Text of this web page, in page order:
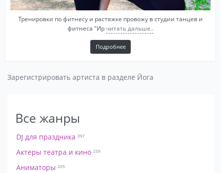
Тренировки по фитнесу и растяжке провожу в студии танцев и
фитнеса "Ир читать дальше..
Подробнее
Зарегистрировать артиста в разделе Йога
Все жанры
DJ для праздника 397
Актеры театра и кино 259
Аниматоры 205